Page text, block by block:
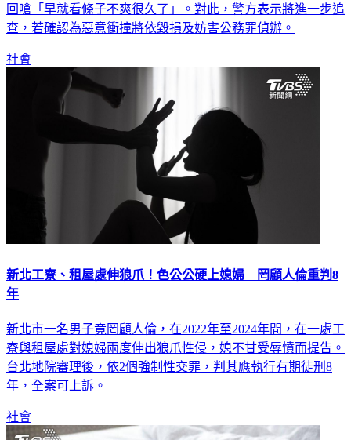
回嗆「早就看條子不爽很久了」。對此，警方表示將進一步追
查，若確認為惡意衝撞將依毀損及妨害公務罪偵辦。
社會
新北工寮、租屋處伸狼爪！色公公硬上媳婦 罔顧人倫重判8
年
新北市一名男子竟罔顧人倫，在2022年至2024年間，在一處工
寮與租屋處對媳婦兩度伸出狼爪性侵，媳不甘受辱憤而提告。
台北地院審理後，依2個強制性交罪，判其應執行有期徒刑8
年，全案可上訴。
社會